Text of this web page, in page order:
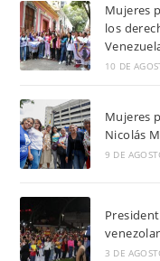
Mujeres
los
10 DE
Mujeres
Nicolás
9 DE
3 DE